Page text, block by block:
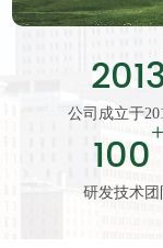
公司成立于
100+
研发技术团